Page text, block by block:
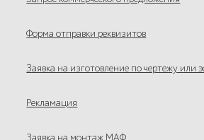
Форма отправки реквизитов
Заявка на изготовление по чертежу или
Рекламация
Заявка на монтаж МАФ